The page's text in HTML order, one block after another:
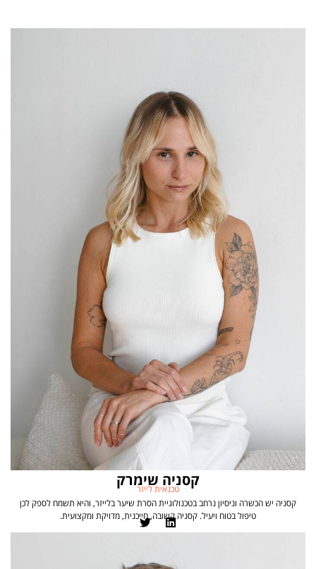
קסניה שימרק
טכנאית לייזר
קסניה יש הכשרה וניסיון נרחב בטכנולוגיית הסרת שיער בלייזר, והיא תשמח לספק לכן
טיפול בטוח ויעיל. קסניה קשובה, חייכנית, מדויקת ומקצועית.